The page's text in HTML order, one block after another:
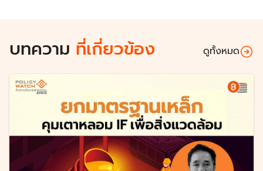
บทความ ที่เกี่ยวข้อง ดูทั้งหมด